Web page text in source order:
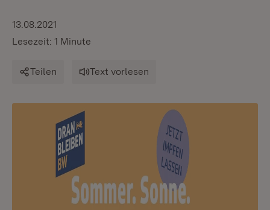
13.08.2021
Lesezeit: 1 Minute
Teilen Text vorlesen